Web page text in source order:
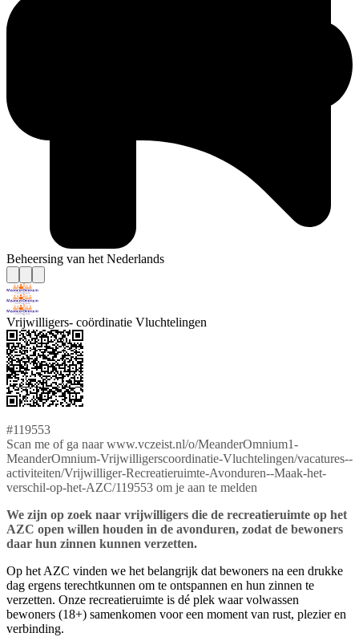
Beheersing van het Nederlands
Vrijwilligers- coördinatie Vluchtelingen
#119553
Scan me of ga naar www.vczeist.nl/o/MeanderOmnium1-
MeanderOmnium-Vrijwilligerscoordinatie-Vluchtelingen/vacatures--
activiteiten/Vrijwilliger-Recreatieruimte-Avonduren--Maak-het-
verschil-op-het-AZC/119553 om je aan te melden
We zijn op zoek naar vrijwilligers die de recreatieruimte op het
AZC open willen houden in de avonduren, zodat de bewoners
daar hun zinnen kunnen verzetten.
Op het AZC vinden we het belangrijk dat bewoners na een drukke
dag ergens terechtkunnen om te ontspannen en hun zinnen te
verzetten. Onze recreatieruimte is dé plek waar volwassen
bewoners (18+) samenkomen voor een moment van rust, plezier en
verbinding.